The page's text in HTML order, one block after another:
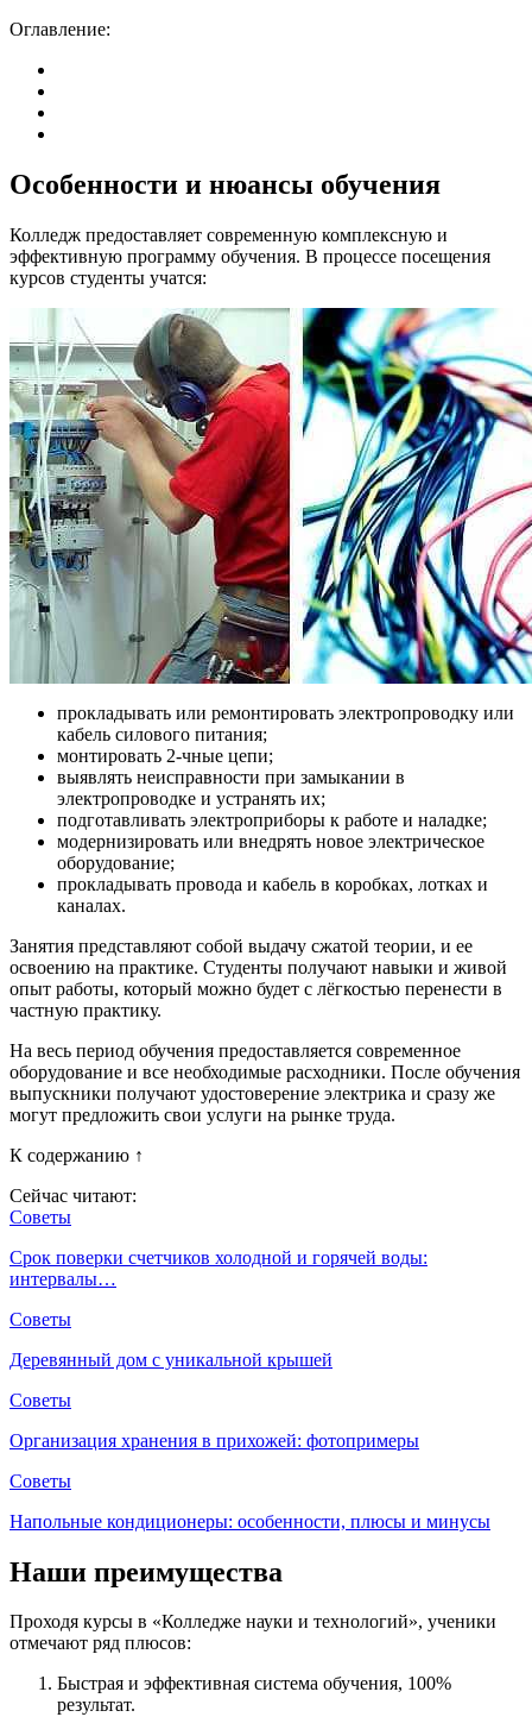
Оглавление:
Особенности и нюансы обучения
Колледж предоставляет современную комплексную и
эффективную программу обучения. В процессе посещения
курсов студенты учатся:
прокладывать или ремонтировать электропроводку или
кабель силового питания;
монтировать 2-чные цепи;
выявлять неисправности при замыкании в
электропроводке и устранять их;
подготавливать электроприборы к работе и наладке;
модернизировать или внедрять новое электрическое
оборудование;
прокладывать провода и кабель в коробках, лотках и
каналах.
Занятия представляют собой выдачу сжатой теории, и ее
освоению на практике. Студенты получают навыки и живой
опыт работы, который можно будет с лёгкостью перенести в
частную практику.
На весь период обучения предоставляется современное
оборудование и все необходимые расходники. После обучения
выпускники получают удостоверение электрика и сразу же
могут предложить свои услуги на рынке труда.
К содержанию ↑
Сейчас читают:
Советы
Срок поверки счетчиков холодной и горячей воды:
интервалы…
Советы
Деревянный дом с уникальной крышей
Советы
Организация хранения в прихожей: фотопримеры
Советы
Напольные кондиционеры: особенности, плюсы и минусы
Наши преимущества
Проходя курсы в «Колледже науки и технологий», ученики
отмечают ряд плюсов:
Быстрая и эффективная система обучения, 100%
результат.